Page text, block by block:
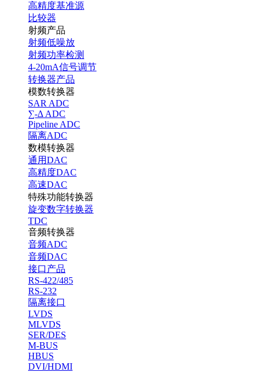
高精度基准源
比较器
射频产品
射频低噪放
射频功率检测
4-20mA信号调节
转换器产品
模数转换器
SAR ADC
∑-Δ ADC
Pipeline ADC
隔离ADC
数模转换器
通用DAC
高精度DAC
高速DAC
特殊功能转换器
旋变数字转换器
TDC
音频转换器
音频ADC
音频DAC
接口产品
RS-422/485
RS-232
隔离接口
LVDS
MLVDS
SER/DES
M-BUS
HBUS
DVI/HDMI